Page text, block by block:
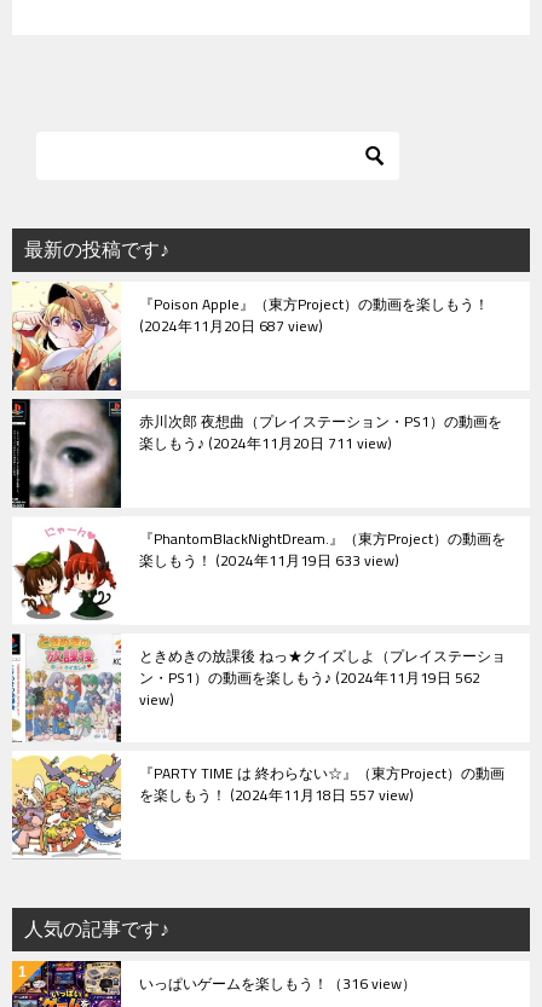
最新の投稿です♪
『Poison Apple』（東方Project）の動画を楽しもう！
2024年11月20日 687 view
赤川次郎 夜想曲（プレイステーション・PS1）の動画を
楽しもう♪ 2024年11月20日 711 view
『PhantomBlackNightDream.』（東方Project）の動画を
楽しもう！ 2024年11月19日 633 view
ときめきの放課後 ねっ★クイズしよ（プレイステーショ
ン・PS1）の動画を楽しもう♪ 2024年11月19日 562
view
『PARTY TIME は 終わらない☆』（東方Project）の動画
を楽しもう！ 2024年11月18日 557 view
人気の記事です♪
いっぱいゲームを楽しもう！ （316 view）